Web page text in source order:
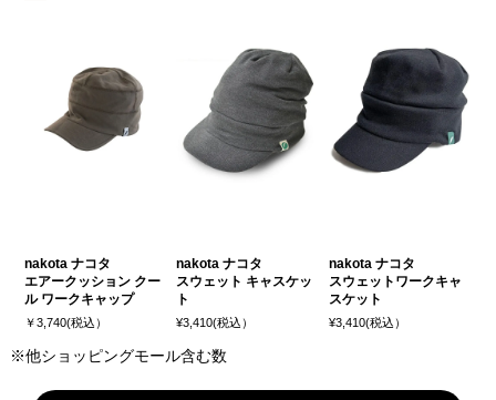
nakota ナコタ
エアークッション クー
ル ワークキャップ
￥3,740(税込）
nakota ナコタ
スウェット キャスケッ
ト
¥3,410(税込）
nakota ナコタ
スウェットワークキャ
スケット
¥3,410(税込）
※他ショッピングモール含む数